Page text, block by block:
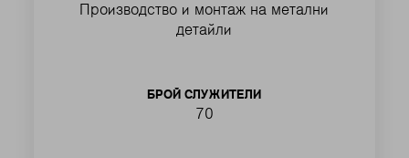
Производство и монтаж на метални
детайли
БРОЙ СЛУЖИТЕЛИ
70